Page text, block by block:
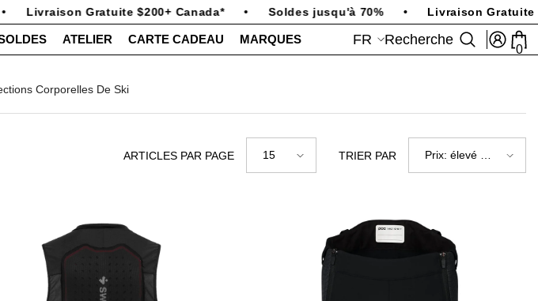
Livraison Gratuite $200+ Canada* Soldes jusqu'à 70% Livraison Gratuite
ATELIER CARTE CADEAU MARQUES FR Recherche
00
Corporelles De Ski
ARTICLES PAR PAGE 15 TRIER PAR
Prix: élevé à